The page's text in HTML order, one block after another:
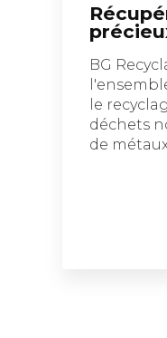
BG
le
déchets
de